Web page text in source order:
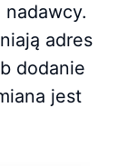
nadawcy.
adres
dodanie
jest